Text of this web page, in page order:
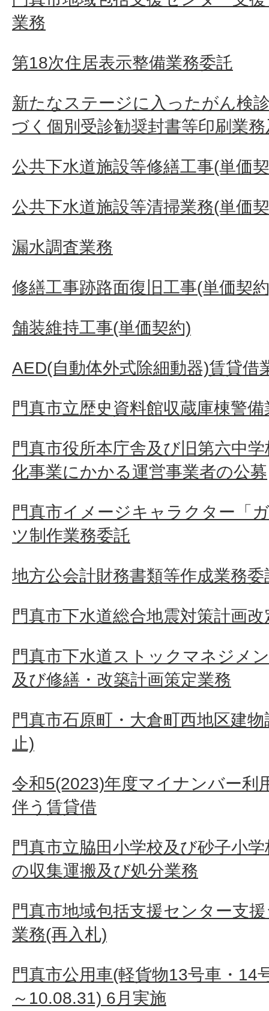
業務
第18次住居表示整備業務委託
新たなステージに入ったがん検
づく個別受診勧奨封書等印刷業
公共下水道施設等修繕工事(単価
公共下水道施設等清掃業務(単価
漏水調査業務
修繕工事跡路面復旧工事(単価契
舗装維持工事(単価契約)
AED(自動体外式除細動器)賃貸借
門真市立歴史資料館収蔵庫棟警
門真市役所本庁舎及び旧第六中
化事業にかかる運営事業者の公募
門真市イメージキャラクター「
ツ制作業務委託
地方公会計財務書類等作成業務委
門真市下水道総合地震対策計画改
門真市下水道ストックマネジメ
及び修繕・改築計画策定業務
門真市石原町・大倉町西地区建
止)
令和5(2023)年度マイナンバー利
伴う賃貸借
門真市立脇田小学校及び砂子小
の収集運搬及び処分業務
門真市地域包括支援センター支
業務(再入札)
門真市公用車(軽貨物13号車・14
～10.08.31) 6月実施